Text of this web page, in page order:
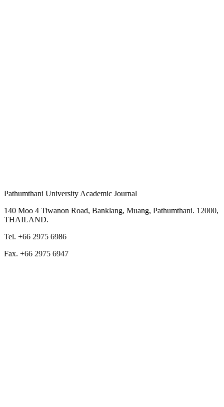
Pathumthani University Academic Journal
140 Moo 4 Tiwanon Road, Banklang, Muang, Pathumthani. 12000,
THAILAND.
Tel. +66 2975 6986
Fax. +66 2975 6947